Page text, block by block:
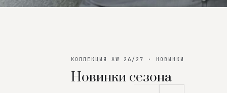
КОЛЛЕКЦИЯ AW 26/27 · НОВИНКИ
Новинки сезона